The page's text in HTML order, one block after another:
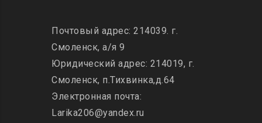
Почтовый адрес: 214039. г.
Смоленск, а/я 9
Юридический адрес: 214019, г.
Смоленск, п.Тихвинка,д.64
Электронная почта:
Larika206@yandex.ru